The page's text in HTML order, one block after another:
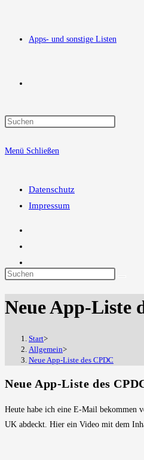
Apps- und sonstige Listen
Suche
Menü Schließen
Datenschutz
Impressum
Diese
durchsuchen
Neue App-Liste
Start>
Allgemein>
Neue App-Liste des CPDC
Neue App-Liste des
Heute habe ich eine E-Mail bekommen
UK abdeckt. Hier ein Video mit dem